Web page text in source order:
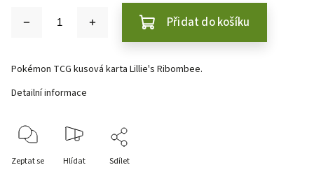
Přidat do košíku
Pokémon TCG kusová karta Lillie's Ribombee.
Detailní informace
Zeptat se Hlídat Sdílet